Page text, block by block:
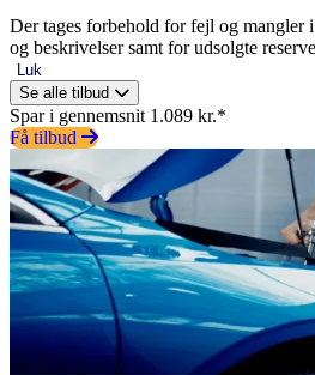
Der tages forbehold for fejl og mangler
og beskrivelser samt for udsolgte
Luk
Se alle tilbud
Spar i gennemsnit 1.089 kr.*
Få tilbud